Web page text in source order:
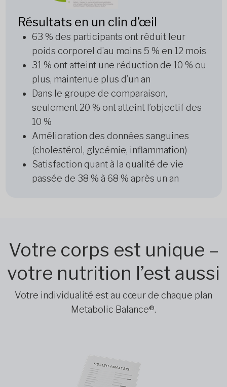
Résultats en un clin d’œil
63 % des participants ont réduit leur
poids corporel d’au moins 5 % en 12 mois
31 % ont atteint une réduction de 10 % ou
plus, maintenue plus d’un an
Dans le groupe de comparaison,
seulement 20 % ont atteint l’objectif des
10 %
Amélioration des données sanguines
(cholestérol, glycémie, inflammation)
Satisfaction quant à la qualité de vie
passée de 38 % à 68 % après un an
Votre corps est unique –
votre nutrition l’est aussi
Votre individualité est au cœur de chaque plan
Metabolic Balance®.